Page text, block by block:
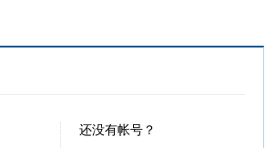
还没有帐号？